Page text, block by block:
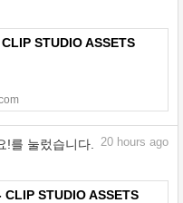
STUDIO ASSETS
!를 눌렀습니다.
20 hours ago
CLIP STUDIO ASSETS